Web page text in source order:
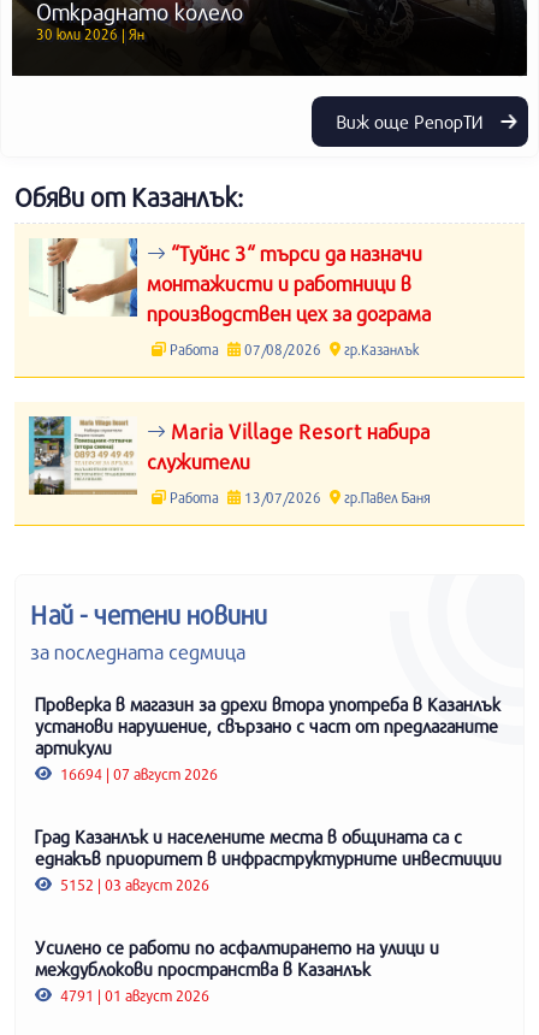
Откраднато колело
30 юли 2026 | Ян
Виж още РепорТИ
Обяви от Казанлък:
“Туйнс 3“ търси да назначи
монтажисти и работници в
производствен цех за дограма
Работа 07/08/2026 гр.Казанлък
Maria Village Resort набира
служители
Работа 13/07/2026 гр.Павел Баня
Най - четени новини
за последната седмица
Проверка в магазин за дрехи втора употреба в Казанлък
установи нарушение, свързано с част от предлаганите
артикули
16694 | 07 август 2026
Град Казанлък и населените места в общината са с
еднакъв приоритет в инфраструктурните инвестиции
5152 | 03 август 2026
Усилено се работи по асфалтирането на улици и
междублокови пространства в Казанлък
4791 | 01 август 2026